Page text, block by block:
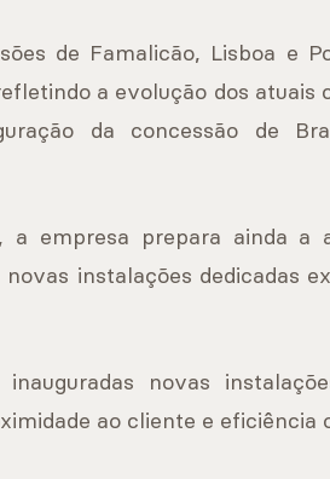
de Famalicão, Lisboa e
a evolução dos
da concessão de
a empresa prepara ainda
novas instalações dedicadas
novas
ao cliente e eficiência